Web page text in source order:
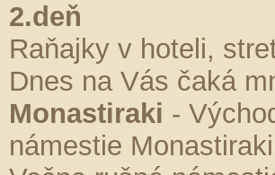
2.deň
Raňajky v hoteli,
Dnes na Vás čaká
Monastiraki -
námestie